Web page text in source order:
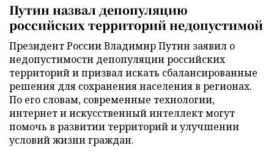
Путин назвал депопуляцию
российских территорий недопустимой
Президент России Владимир Путин заявил о
недопустимости депопуляции российских
территорий и призвал искать сбалансированные
решения для сохранения населения в регионах.
По его словам, современные технологии,
интернет и искусственный интеллект могут
помочь в развитии территорий и улучшении
условий жизни граждан.